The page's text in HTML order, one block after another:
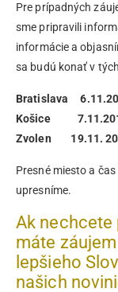
Pre prípadných
sme pripravili
informácie a
sa budú konať v
Bratislava
Košice
Zvolen 19.11.
Presné miesto a
upresníme.
Ak nechcete
máte
lepšieho
našich